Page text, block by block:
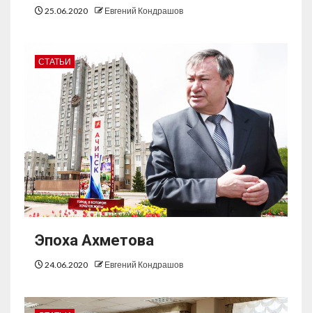
25.06.2020 Евгений Кондрашов
СТАТЬИ
Эпоха Ахметова
24.06.2020 Евгений Кондрашов